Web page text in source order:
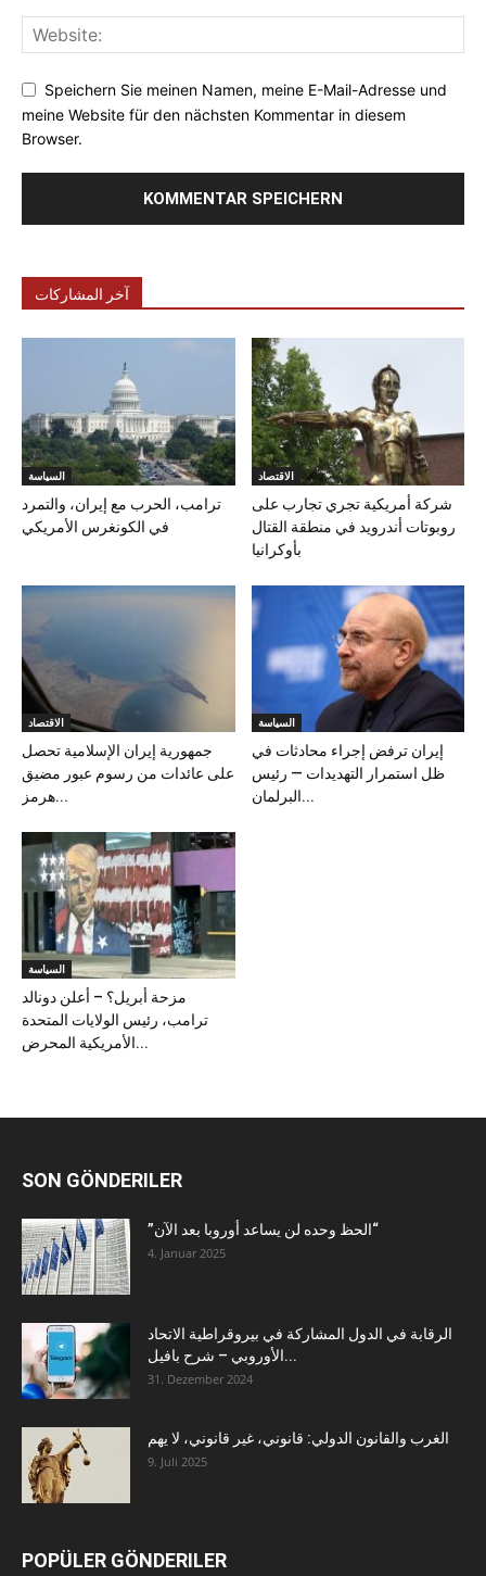
Speichern Sie meinen Namen, meine E-Mail-Adresse und
meine Website für den nächsten Kommentar in diesem
Browser.
آخر المشاركات
السياسة
ترامب، الحرب مع إيران، والتمرد
في الكونغرس الأمريكي
الاقتصاد
شركة أمريكية تجري تجارب على
روبوتات أندرويد في منطقة القتال
بأوكرانيا
الاقتصاد
جمهورية إيران الإسلامية تحصل
على عائدات من رسوم عبور مضيق
هرمز...
السياسة
إيران ترفض إجراء محادثات في
ظل استمرار التهديدات — رئيس
البرلمان...
السياسة
مزحة أبريل؟ – أعلن دونالد
ترامب، رئيس الولايات المتحدة
الأمريكية المحرض...
SON GÖNDERILER
”الحظ وحده لن يساعد أوروبا بعد الآن“
4. Januar 2025
الرقابة في الدول المشاركة في بيروقراطية الاتحاد
الأوروبي – شرح بافيل...
31. Dezember 2024
الغرب والقانون الدولي: قانوني، غير قانوني، لا يهم
9. Juli 2025
POPÜLER GÖNDERILER